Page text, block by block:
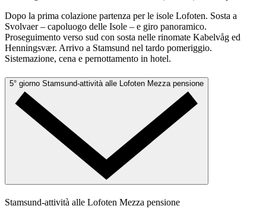
Dopo la prima colazione partenza per le isole Lofoten. Sosta a
Svolvaer – capoluogo delle Isole – e giro panoramico.
Proseguimento verso sud con sosta nelle rinomate Kabelvåg ed
Henningsvær. Arrivo a Stamsund nel tardo pomeriggio.
Sistemazione, cena e pernottamento in hotel.
5° giorno Stamsund-attività alle Lofoten Mezza pensione
Stamsund-attività alle Lofoten Mezza pensione